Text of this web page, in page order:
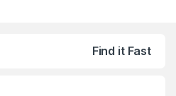
Find it Fast